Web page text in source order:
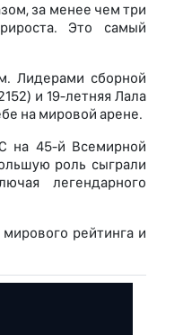
за менее чем три
Это самый
Лидерами сборной
и 19-летняя Лала
на мировой арене.
на 45-й Всемирной
роль сыграли
легендарного
рейтинга и